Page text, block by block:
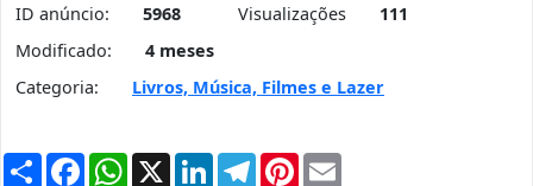
ID anúncio: 5968 Visualizações
111
Modificado:
4 meses
Categoria:
Livros, Música, Filmes e Lazer
PartilharFacebookWhatsApp
X LinkedInTelegram
Pinterest